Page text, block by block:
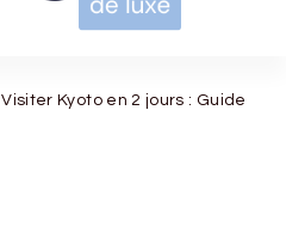
Visiter Kyoto en 2 jours : Guide